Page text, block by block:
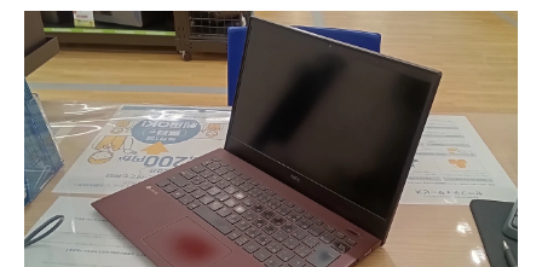
店舗紹介
デジタルドックブログ